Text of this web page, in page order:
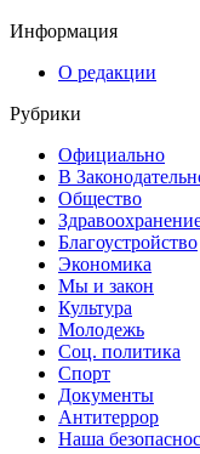
Информация
О редакции
Рубрики
Официально
В
Общество
Благоустройство
Экономика
Мы и закон
Культура
Молодежь
Соц. политика
Спорт
Документы
Антитеррор
Наша